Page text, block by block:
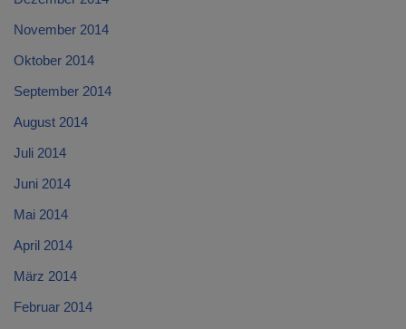
November 2014
Oktober 2014
September 2014
August 2014
Juli 2014
Juni 2014
Mai 2014
April 2014
März 2014
Februar 2014